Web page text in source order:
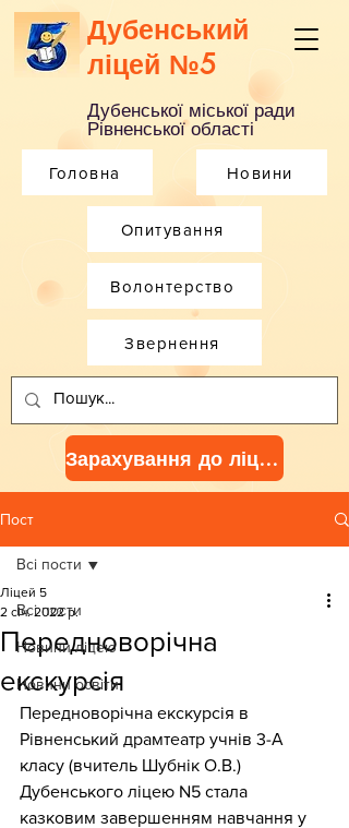
Дубенський
ліцей №5
Дубенської міської ради
Рівненської області
Головна Новини
Опитування
Зарахування до ліцею
Волонтерство
Звернення
Пост
Всі пости
Новини ліцею
Новини освіти
Всі пости
Передноворічна
екскурсія
Ліцей 5
2 січ. 2022 р.
Передноворічна екскурсія в
Рівненський драмтеатр учнів 3-А
класу (вчитель Шубнік О.В.)
Дубенського ліцею N5 стала
казковим завершенням навчання у